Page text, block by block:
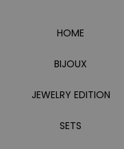
HOME
BIJOUX
JEWELRY EDITION
SETS